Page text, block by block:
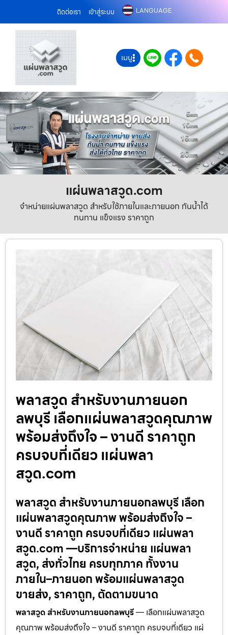
ติดต่อเรา เข้าสู่ระบบ LANGUAGE
เมนู
แผ่นพลาสวูด.com
จำหน่ายแผ่นพลาสวูด สำหรับใช้ภายในและภายนอก กันน้ำได้
ทนทาน แข็งแรง ราคาถูก
พลาสวูด สำหรับงานภายนอก
ลพบุรี เลือกแผ่นพลาสวูดคุณภาพ
พร้อมส่งถึงใจ – งานดี ราคาถูก
ครบจบที่เดียว แผ่นพลา
สวูด.com
พลาสวูด สำหรับงานภายนอกลพบุรี เลือก
แผ่นพลาสวูดคุณภาพ พร้อมส่งถึงใจ –
งานดี ราคาถูก ครบจบที่เดียว แผ่นพลา
สวูด.com —บริการจำหน่าย แผ่นพลา
สวูด, ส่งทั่วไทย ครบทุกภาค ทั้งงาน
ภายใน–ภายนอก พร้อมแผ่นพลาสวูด
ขายส่ง, ราคาถูก, ตัดตามขนาด
พลาสวูด สำหรับงานภายนอกลพบุรี— เลือกแผ่นพลาสวูด
คุณภาพ พร้อมส่งถึงใจ – งานดี ราคาถูก ครบจบที่เดียว แผ่